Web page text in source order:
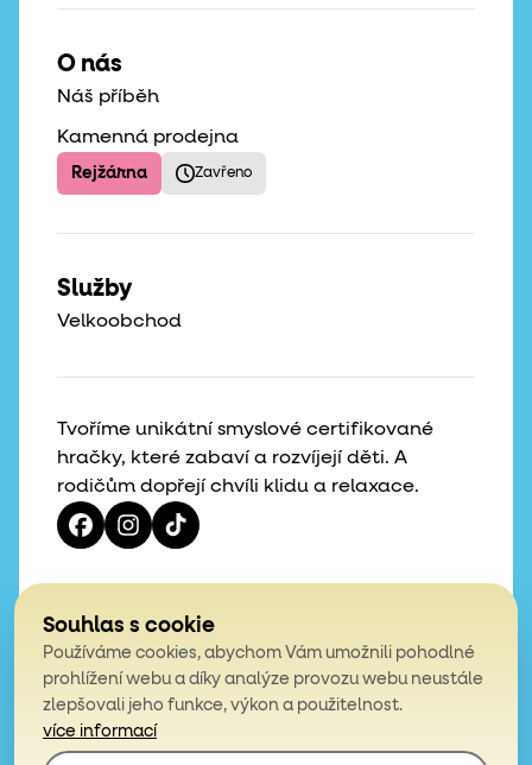
Tvoříme unikátní smyslové certifikované
hračky, které zabaví a rozvíjejí děti. A
rodičům dopřejí chvíli klidu a relaxace.
O nás
Náš příběh
Kamenná prodejna
Rejžárna Zavřeno
Služby
Velkoobchod
4,9
z celkem 200 hodnocení
Souhlas s cookie
Používáme cookies, abychom Vám umožnili pohodlné
prohlížení webu a díky analýze provozu webu neustále
zlepšovali jeho funkce, výkon a použitelnost.
více informací